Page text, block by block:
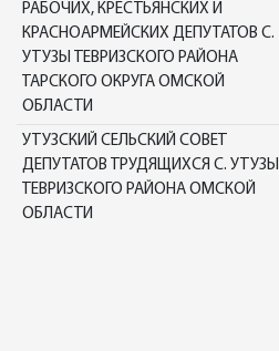
РАБОЧИХ, КРЕСТЬЯНСКИХ И
КРАСНОАРМЕЙСКИХ ДЕПУТАТОВ С.
УТУЗЫ ТЕВРИЗСКОГО РАЙОНА
ТАРСКОГО ОКРУГА ОМСКОЙ
ОБЛАСТИ
УТУЗСКИЙ СЕЛЬСКИЙ СОВЕТ
ДЕПУТАТОВ ТРУДЯЩИХСЯ С. УТУЗЫ
ТЕВРИЗСКОГО РАЙОНА ОМСКОЙ
ОБЛАСТИ